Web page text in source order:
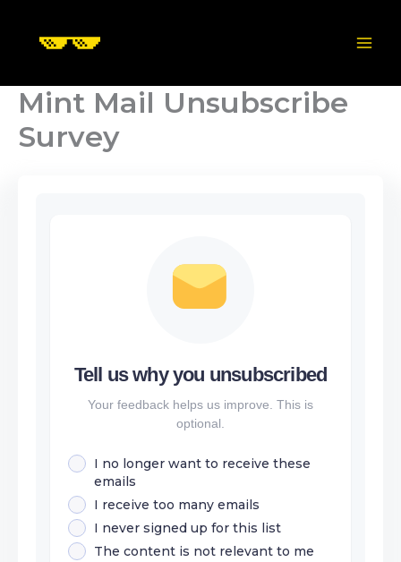
Mint Mail Unsubscribe
Survey
Tell us why you unsubscribed
Your feedback helps us improve. This is
optional.
I no longer want to receive these
emails
I receive too many emails
I never signed up for this list
The content is not relevant to me